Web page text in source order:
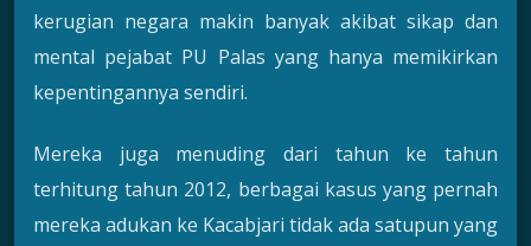
kerugian negara makin banyak akibat sikap dan
mental pejabat PU Palas yang hanya memikirkan
kepentingannya sendiri.
Mereka juga menuding dari tahun ke tahun
terhitung tahun 2012, berbagai kasus yang pernah
mereka adukan ke Kacabjari tidak ada satupun yang